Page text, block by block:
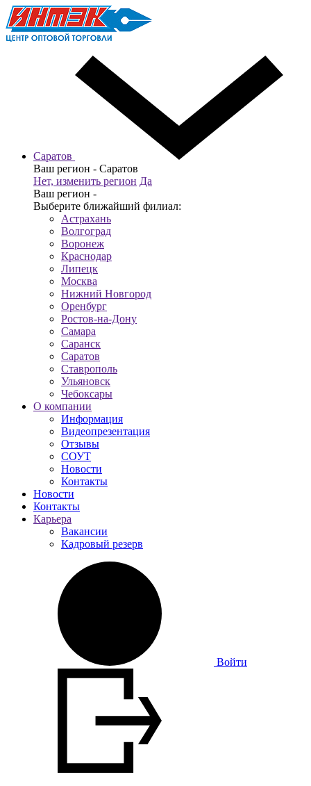
Саратов
Ваш регион - Саратов
Нет, изменить регион Да
Ваш регион -
Выберите ближайший филиал:
Астрахань
Волгоград
Воронеж
Краснодар
Липецк
Москва
Нижний Новгород
Оренбург
Ростов-на-Дону
Самара
Саранск
Саратов
Ставрополь
Ульяновск
Чебоксары
О компании
Информация
Видеопрезентация
Отзывы
СОУТ
Новости
Контакты
Новости
Контакты
Карьера
Вакансии
Кадровый резерв
Войти